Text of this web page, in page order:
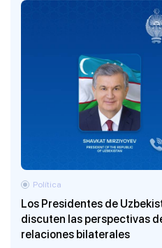
Los Presidentes de
discuten las perspectivas
relaciones bilaterales
Política